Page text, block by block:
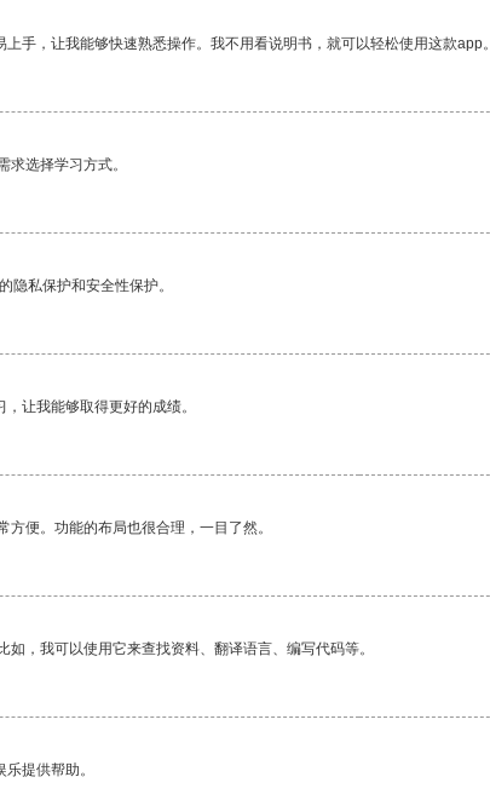
手，让我能够快速熟悉操作。我不用看说明书，就可以轻松使用这款app。
选择学习方式。
隐私保护和安全性保护。
让我能够取得更好的成绩。
便。功能的布局也很合理，一目了然。
，我可以使用它来查找资料、翻译语言、编写代码等。
提供帮助。